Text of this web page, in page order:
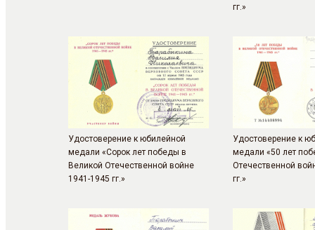
гг.»
Удостоверение к юбилейной
медали «Сорок лет победы в
Великой Отечественной войне
1941-1945 гг.»
Удостоверение к
медали «50 лет
Отечественной
гг.»